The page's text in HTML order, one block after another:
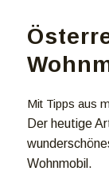
Mit Tipps aus
Der heutige
Wohnmobil.